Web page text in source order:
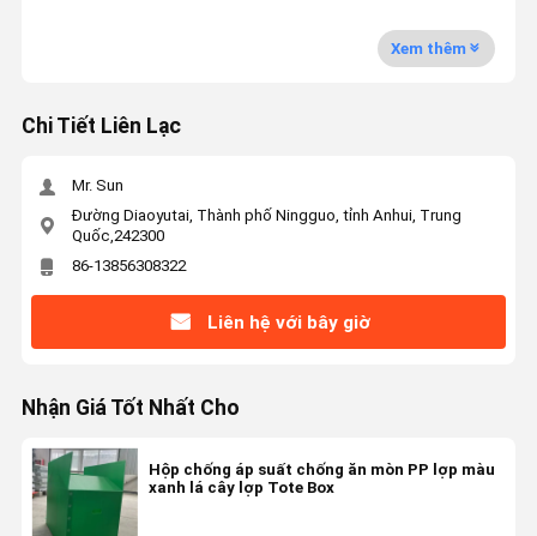
Xem thêm
Chi Tiết Liên Lạc
Mr. Sun
Đường Diaoyutai, Thành phố Ningguo, tỉnh Anhui, Trung
Quốc,242300
86-13856308322
Liên hệ với bây giờ
Nhận Giá Tốt Nhất Cho
Hộp chống áp suất chống ăn mòn PP lợp màu
xanh lá cây lợp Tote Box